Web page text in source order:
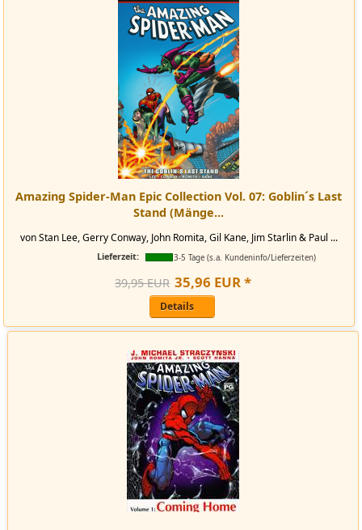
Amazing Spider-Man Epic Collection Vol. 07: Goblin´s Last
Stand (Mänge...
von Stan Lee, Gerry Conway, John Romita, Gil Kane, Jim Starlin & Paul ...
Lieferzeit: 3-5 Tage (s.a. Kundeninfo/Lieferzeiten)
39,95 EUR 35,96 EUR*
Details